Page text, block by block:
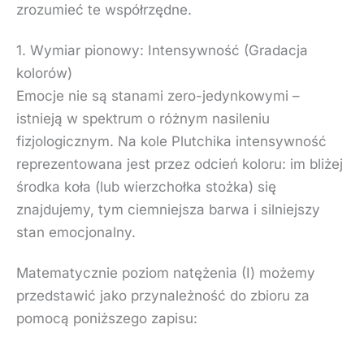
zrozumieć te współrzędne.
1. Wymiar pionowy: Intensywność (Gradacja
kolorów)
Emocje nie są stanami zero-jedynkowymi –
istnieją w spektrum o różnym nasileniu
fizjologicznym. Na kole Plutchika intensywność
reprezentowana jest przez odcień koloru: im bliżej
środka koła (lub wierzchołka stożka) się
znajdujemy, tym ciemniejsza barwa i silniejszy
stan emocjonalny.
Matematycznie poziom natężenia (I) możemy
przedstawić jako przynależność do zbioru za
pomocą poniższego zapisu: